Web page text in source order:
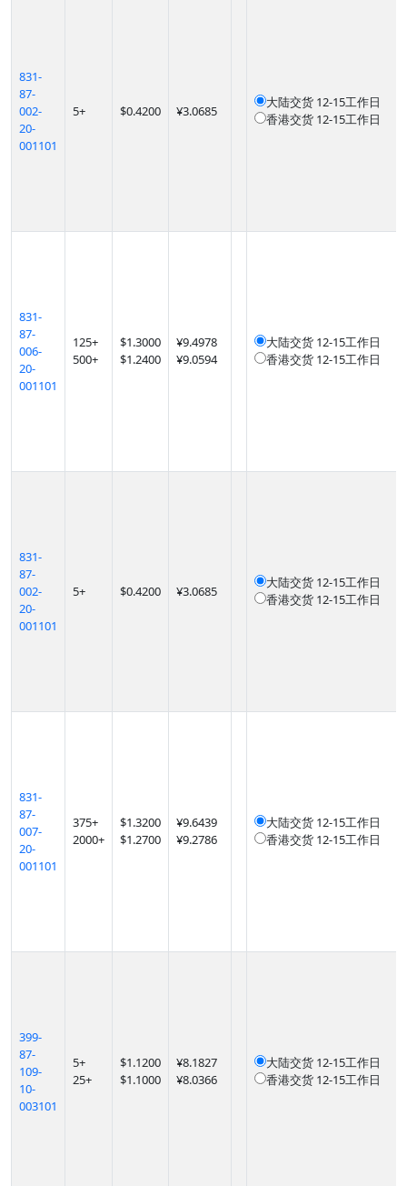
831-
87-
002-
20-
001101
5+ $0.4200 ¥3.0685
大陆交货 12-15工作日
香港交货 12-15工作日
831-
87-
006-
20-
001101
125+
500+
$1.3000
$1.2400
¥9.4978
¥9.0594
大陆交货 12-15工作日
香港交货 12-15工作日
831-
87-
002-
20-
001101
5+ $0.4200 ¥3.0685
大陆交货 12-15工作日
香港交货 12-15工作日
831-
87-
007-
20-
001101
375+
2000+
$1.3200
$1.2700
¥9.6439
¥9.2786
大陆交货 12-15工作日
香港交货 12-15工作日
399-
87-
109-
10-
003101
5+
25+
$1.1200
$1.1000
¥8.1827
¥8.0366
大陆交货 12-15工作日
香港交货 12-15工作日